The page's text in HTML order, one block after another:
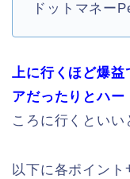
ドットマネー
上に行くほど爆益
アだったりとハ
ころに行くといい
以下に各ポイン